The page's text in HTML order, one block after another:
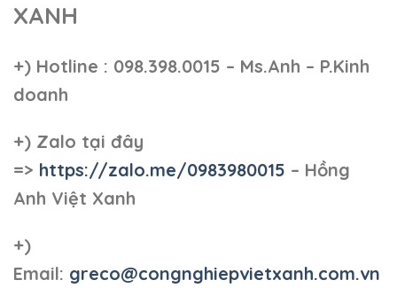
XANH
+) Hotline : 098.398.0015 – Ms.Anh – P.Kinh
doanh
+) Zalo tại đây
=> https://zalo.me/0983980015 – Hồng
Anh Việt Xanh
+)
Email: greco@congnghiepvietxanh.com.vn